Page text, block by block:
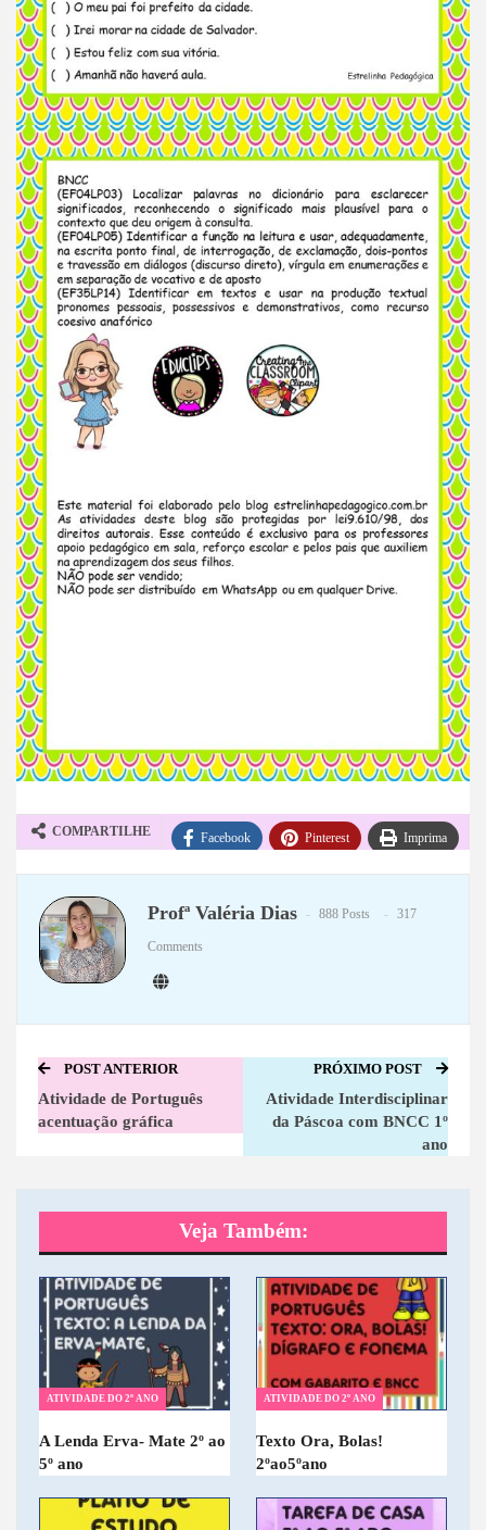
COMPARTILHE Facebook Pinterest Imprima
Profª Valéria Dias 888 Posts 317
Comments
POST ANTERIOR
Atividade de Português
acentuação gráfica
PRÓXIMO POST
Atividade Interdisciplinar
da Páscoa com BNCC 1º
ano
Veja Também:
ATIVIDADE DO 2º ANO
A Lenda Erva- Mate 2º ao
5º ano
ATIVIDADE DO 2º ANO
Texto Ora, Bolas!
2ºao5ºano